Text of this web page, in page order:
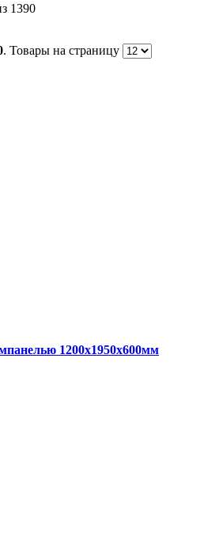
1390
. Товары на страницу
1200х1950х600мм